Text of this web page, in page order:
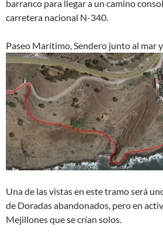
barranco para llegar a un camino
carretera nacional N-340.
Paseo Marítimo, Sendero junto al mar
Una de las vistas en este tramo será
de Doradas abandonados, pero en
Mejillones que se crían solos.